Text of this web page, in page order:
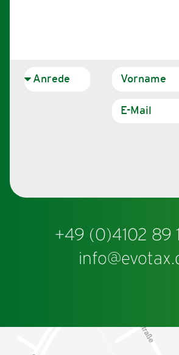
+49 (0)4102 89